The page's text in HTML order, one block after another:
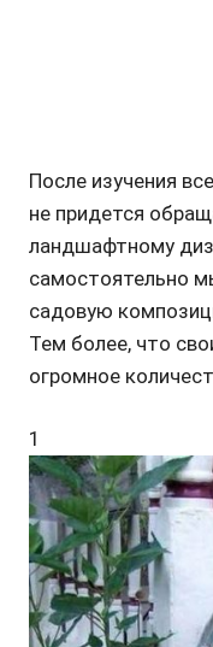
После изучения
не придется
ландшафтному
самостоятельно
садовую
Тем более, что
огромное
1